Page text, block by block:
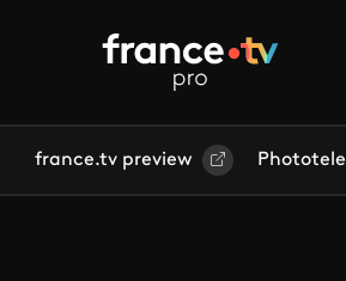
france.tv preview Phototele